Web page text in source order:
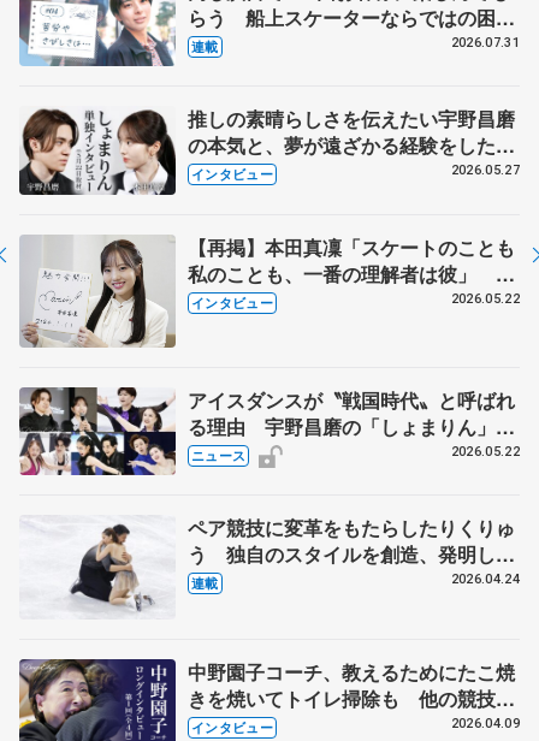
らう 船上スケーターならではの困難
とは 影響あったPIW前キャプテン松
連載 2026.07.31
推しの素晴らしさを伝えたい宇野昌磨
の本気と、夢が遠ざかる経験をした本
田真凜の覚悟
インタビュー 2026.05.27
【再掲】本田真凜「スケートのことも
私のことも、一番の理解者は彼」 引
退時の単独インタビューで語った競技
インタビュー 2026.05.22
アイスダンスが〝戦国時代〟と呼ばれ
る理由 宇野昌磨の「しょまりん」ら
実力者が相次いで参戦 国内の競争激
ニュース 2026.05.22
ペア競技に変革をもたらしたりくりゅ
う 独自のスタイルを創造、発明した
【引退発表後②】
連載 2026.04.24
中野園子コーチ、教えるためにたこ焼
きを焼いてトイレ掃除も 他の競技に
も通用するという坂本花織の筋肉
インタビュー 2026.04.09